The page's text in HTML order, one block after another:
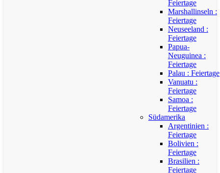
Feiertage
Marshallinseln :
Feiertage
Neuseeland :
Feiertage
Papua-
Neuguinea :
Feiertage
Palau : Feiertage
Vanuatu :
Feiertage
Samoa :
Feiertage
Südamerika
Argentinien :
Feiertage
Bolivien :
Feiertage
Brasilien :
Feiertage